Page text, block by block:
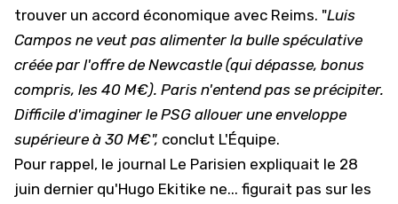
trouver un accord économique avec Reims. "Luis
Campos ne veut pas alimenter la bulle spéculative
créée par l'offre de Newcastle (qui dépasse, bonus
compris, les 40 M€). Paris n'entend pas se précipiter.
Difficile d'imaginer le PSG allouer une enveloppe
supérieure à 30 M€", conclut L'Équipe.
Pour rappel, le journal Le Parisien expliquait le 28
juin dernier qu'Hugo Ekitike ne... figurait pas sur les